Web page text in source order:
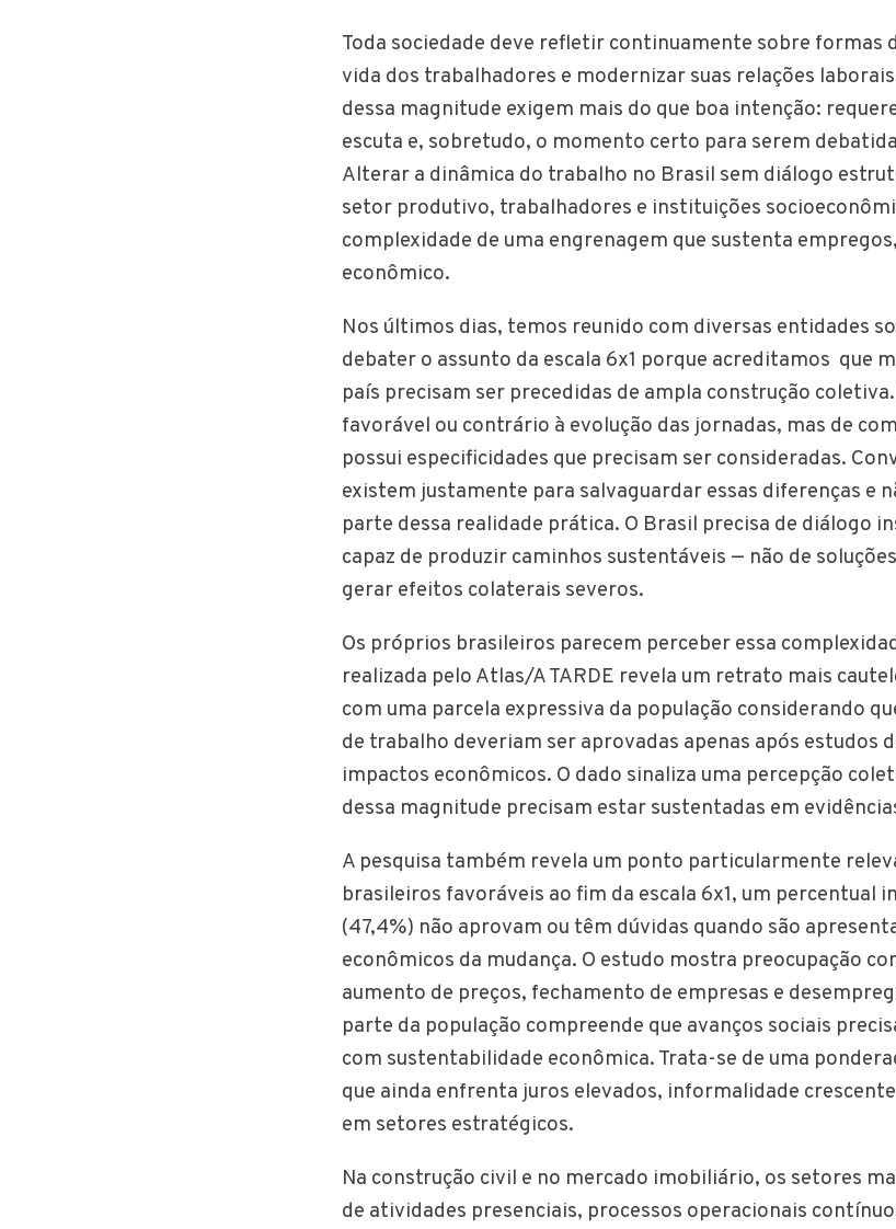
Toda sociedade deve refletir continuamente sobre formas
vida dos trabalhadores e modernizar suas relações
dessa magnitude exigem mais do que boa intenção:
escuta e, sobretudo, o momento certo para serem
Alterar a dinâmica do trabalho no Brasil sem diálogo
setor produtivo, trabalhadores e instituições
complexidade de uma engrenagem que sustenta
econômico.
Nos últimos dias, temos reunido com diversas entidades
debater o assunto da escala 6x1 porque acreditamos que
país precisam ser precedidas de ampla construção
favorável ou contrário à evolução das jornadas, mas de
possui especificidades que precisam ser consideradas.
existem justamente para salvaguardar essas diferenças e
parte dessa realidade prática. O Brasil precisa de diálogo
capaz de produzir caminhos sustentáveis — não de
gerar efeitos colaterais severos.
Os próprios brasileiros parecem perceber essa
realizada pelo Atlas/A TARDE revela um retrato mais
com uma parcela expressiva da população considerando
de trabalho deveriam ser aprovadas apenas após estudos
impactos econômicos. O dado sinaliza uma percepção
dessa magnitude precisam estar sustentadas em
A pesquisa também revela um ponto particularmente
brasileiros favoráveis ao fim da escala 6x1, um percentual
(47,4%) não aprovam ou têm dúvidas quando são
econômicos da mudança. O estudo mostra preocupação
aumento de preços, fechamento de empresas e
parte da população compreende que avanços sociais
com sustentabilidade econômica. Trata-se de uma
que ainda enfrenta juros elevados, informalidade
em setores estratégicos.
Na construção civil e no mercado imobiliário, os setores
de atividades presenciais, processos operacionais